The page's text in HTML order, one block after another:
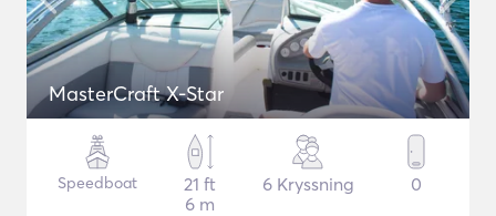
MasterCraft X-Star
Speedboat
21 ft
6 m
6 Kryssning 0